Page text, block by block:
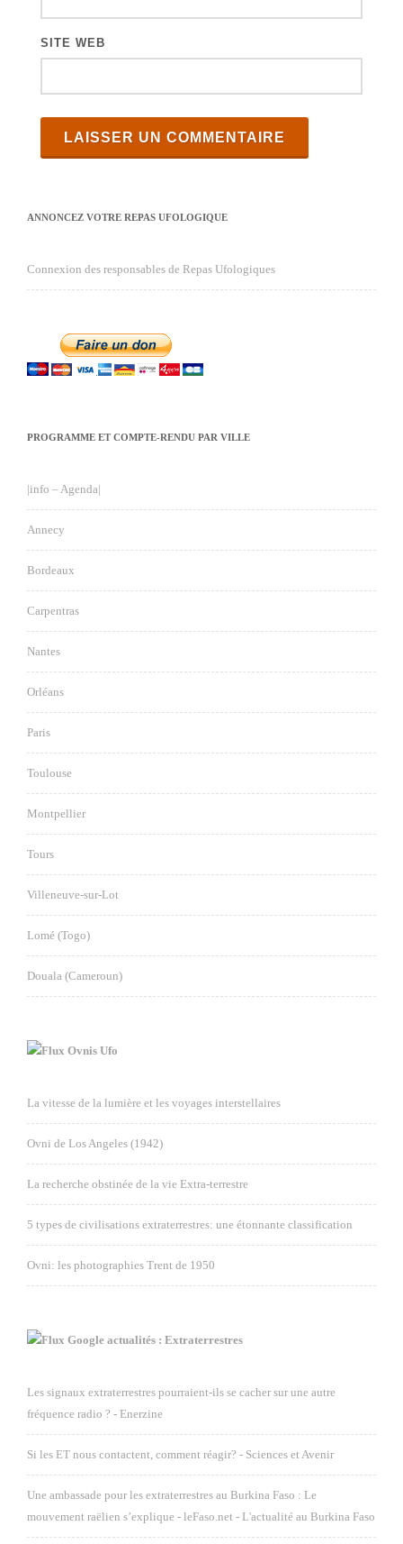
SITE WEB
ANNONCEZ VOTRE REPAS UFOLOGIQUE
Connexion des responsables de Repas Ufologiques
PROGRAMME ET COMPTE-RENDU PAR VILLE
|info – Agenda|
Annecy
Bordeaux
Carpentras
Nantes
Orléans
Paris
Toulouse
Montpellier
Tours
Villeneuve-sur-Lot
Lomé (Togo)
Douala (Cameroun)
Ovnis Ufo
La vitesse de la lumière et les voyages interstellaires
Ovni de Los Angeles (1942)
La recherche obstinée de la vie Extra-terrestre
5 types de civilisations extraterrestres: une étonnante classification
Ovni: les photographies Trent de 1950
Google actualités : Extraterrestres
Les signaux extraterrestres pourraient-ils se cacher sur une autre
fréquence radio ? - Enerzine
Si les ET nous contactent, comment réagir? - Sciences et Avenir
Une ambassade pour les extraterrestres au Burkina Faso : Le
mouvement raëlien s’explique - leFaso.net - L'actualité au Burkina Faso